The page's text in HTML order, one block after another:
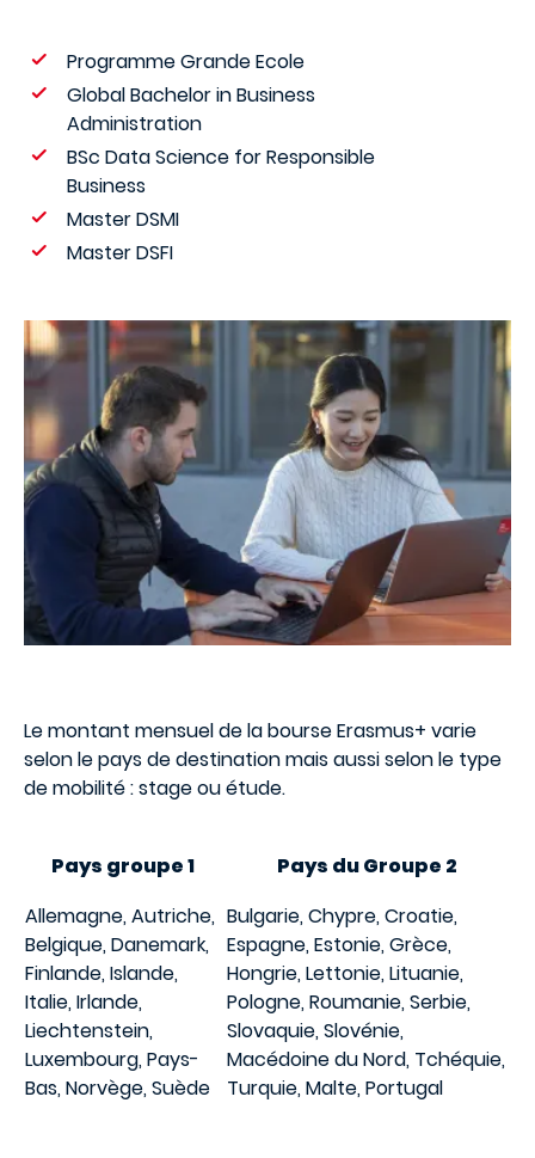
Programme Grande Ecole
Global Bachelor in Business
Administration
BSc Data Science for Responsible
Business
Master DSMI
Master DSFI
Le montant mensuel de la bourse Erasmus+ varie
selon le pays de destination mais aussi selon le type
de mobilité : stage ou étude.
Pays groupe 1
Pays du Groupe 2
Allemagne, Autriche,
Belgique, Danemark,
Finlande, Islande,
Italie, Irlande,
Liechtenstein,
Luxembourg, Pays-
Bas, Norvège, Suède
Bulgarie, Chypre, Croatie,
Espagne, Estonie, Grèce,
Hongrie, Lettonie, Lituanie,
Pologne, Roumanie, Serbie,
Slovaquie, Slovénie,
Macédoine du Nord, Tchéquie,
Turquie, Malte, Portugal